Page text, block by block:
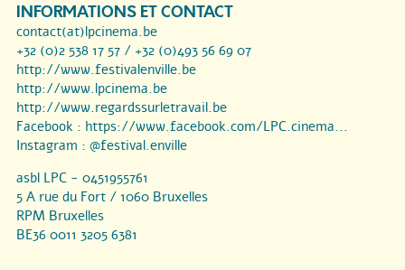
INFORMATIONS ET CONTACT
contact(at)lpcinema.be
+32 (0)2 538 17 57 / +32 (0)493 56 69 07
http://www.festivalenville.be
http://www.lpcinema.be
http://www.regardssurletravail.be
Facebook : https://www.facebook.com/LPC.cinema...
Instagram : @festival.enville
asbl LPC - 0451955761
5 A rue du Fort / 1060 Bruxelles
RPM Bruxelles
BE36 0011 3205 6381